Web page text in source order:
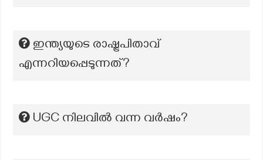
ഇന്ത്യയുടെ രാഷ്ട്രപിതാവ്
എന്നറിയപ്പെടുന്നത്?
UGC നിലവിൽ വന്ന വർഷം?